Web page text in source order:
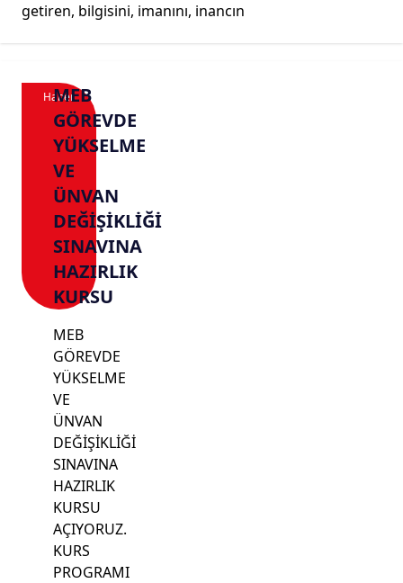
getiren, bilgisini, imanını, inancın
Haber
MEB
GÖREVDE
YÜKSELME
VE
ÜNVAN
DEĞİŞİKLİĞİ
SINAVINA
HAZIRLIK
KURSU
MEB
GÖREVDE
YÜKSELME
VE
ÜNVAN
DEĞİŞİKLİĞİ
SINAVINA
HAZIRLIK
KURSU
AÇIYORUZ.
KURS
PROGRAMI